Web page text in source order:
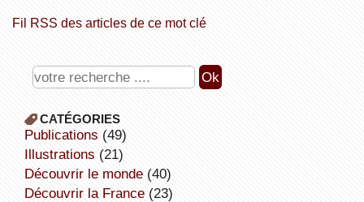
Fil RSS des articles de ce mot clé
CATÉGORIES
publications (49)
illustrations (21)
découvrir le monde(40)
découvrir la France(23)